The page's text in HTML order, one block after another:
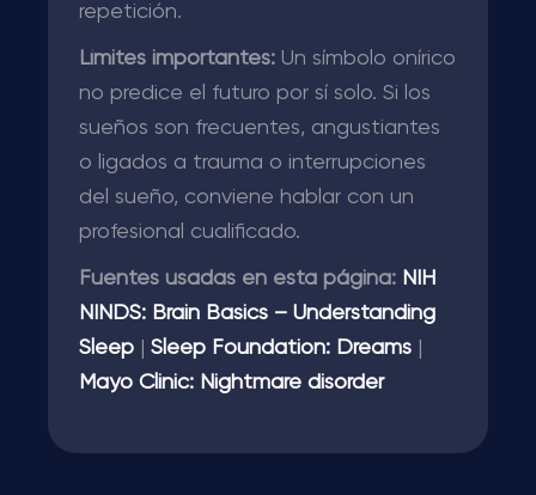
repetición.
Límites importantes: Un símbolo onírico
no predice el futuro por sí solo. Si los
sueños son frecuentes, angustiantes
o ligados a trauma o interrupciones
del sueño, conviene hablar con un
profesional cualificado.
Fuentes usadas en esta página: NIH
NINDS: Brain Basics – Understanding
Sleep
Sleep Foundation: Dreams
Mayo Clinic: Nightmare disorder